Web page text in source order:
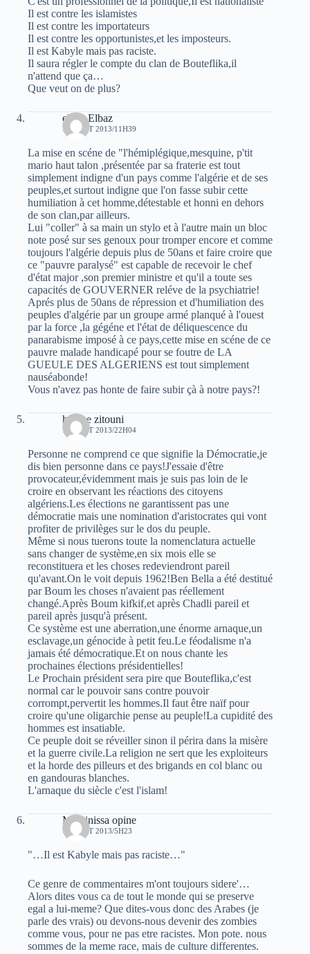
Il est contre les islamistes
Il est contre les importateurs
Il est contre les opportunistes,et les imposteurs.
Il est Kabyle mais pas raciste.
Il saura régler le compte du clan de Bouteflika,il
n'attend que ça…
Que veut on de plus?
elvez Elbaz
18 AOÛT 2013/11H39
La mise en scéne de "l'hémiplégique,mesquine, p'tit
mario haut talon ,présentée par sa fraterie est tout
simplement indigne d'un pays comme l'algérie et de ses
peuples,et surtout indigne que l'on fasse subir cette
humiliation à cet homme,détestable et honni en dehors
de son clan,par ailleurs.
Lui "coller" à sa main un stylo et à l'autre main un bloc
note posé sur ses genoux pour tromper encore et comme
toujours l'algérie depuis plus de 50ans et faire croire que
ce "pauvre paralysé" est capable de recevoir le chef
d'état major ,son premier ministre et qu'il a toute ses
capacités de GOUVERNER reléve de la psychiatrie!
Aprés plus de 50ans de répression et d'humiliation des
peuples d'algérie par un groupe armé planqué à l'ouest
par la force ,la gégéne et l'état de déliquescence du
panarabisme imposé à ce pays,cette mise en scéne de ce
pauvre malade handicapé pour se foutre de LA
GUEULE DES ALGERIENS est tout simplement
nauséabonde!
Vous n'avez pas honte de faire subir çà à notre pays?!
hocine zitouni
18 AOÛT 2013/22H04
Personne ne comprend ce que signifie la Démocratie,je
dis bien personne dans ce pays!J'essaie d'être
provocateur,évidemment mais je suis pas loin de le
croire en observant les réactions des citoyens
algériens.Les élections ne garantissent pas une
démocratie mais une nomination d'aristocrates qui vont
profiter de privilèges sur le dos du peuple.
Même si nous tuerons toute la nomenclatura actuelle
sans changer de système,en six mois elle se
reconstituera et les choses redeviendront pareil
qu'avant.On le voit depuis 1962!Ben Bella a été destitué
par Boum les choses n'avaient pas réellement
changé.Après Boum kifkif,et après Chadli pareil et
pareil après jusqu'à présent.
Ce système est une aberration,une énorme arnaque,un
esclavage,un génocide à petit feu.Le féodalisme n'a
jamais été démocratique.Et on nous chante les
prochaines élections présidentielles!
Le Prochain président sera pire que Bouteflika,c'est
normal car le pouvoir sans contre pouvoir
corrompt,pervertit les hommes.Il faut être naïf pour
croire qu'une oligarchie pense au peuple!La cupidité des
hommes est insatiable.
Ce peuple doit se réveiller sinon il périra dans la misère
et la guerre civile.La religion ne sert que les exploiteurs
et la horde des pilleurs et des brigands en col blanc ou
en gandouras blanches.
L'arnaque du siècle c'est l'islam!
Massinissa opine
19 AOÛT 2013/5H23
"…Il est Kabyle mais pas raciste…"
Ce genre de commentaires m'ont toujours sidere'…
Alors dites vous ca de tout le monde qui se preserve
egal a lui-meme? Que dites-vous donc des Arabes (je
parle des vrais) ou devons-nous devenir des zombies
comme vous, pour ne pas etre racistes. Mon pote. nous
sommes de la meme race, mais de culture differentes.